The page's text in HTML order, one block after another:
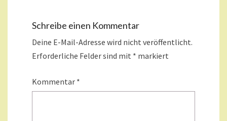
Schreibe einen Kommentar
Deine E-Mail-Adresse wird nicht veröffentlicht.
Erforderliche Felder sind mit * markiert
Kommentar *